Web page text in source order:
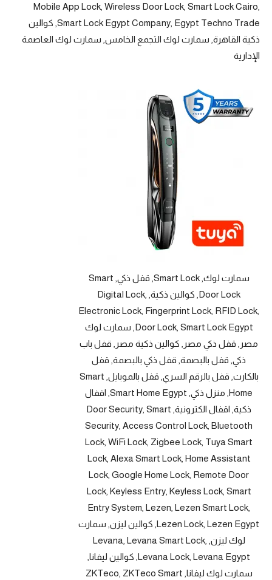
Mobile App Lock, Wireless Door Lock, Smart Lock Cairo,
Smart Lock Egypt Company, Egypt Techno Trade, كوالين
ذكية القاهرة, سمارت لوك التجمع الخامس, سمارت لوك العاصمة
الإدارية
سمارت لوك, Smart Lock, قفل ذكي, Smart
Door Lock, كوالين ذكية, Digital Lock,
Electronic Lock, Fingerprint Lock, RFID Lock,
Door Lock, Smart Lock Egypt, سمارت لوك
مصر, قفل ذكي مصر, كوالين ذكية مصر, قفل باب
ذكي, قفل بالبصمة, قفل ذكي بالبصمة, قفل
بالكارت, قفل بالرقم السري, قفل بالموبايل, Smart
Home, منزل ذكي, Smart Home Egypt, اقفال
ذكية, اقفال الكترونية, Door Security, Smart
Security, Access Control Lock, Bluetooth
Lock, WiFi Lock, Zigbee Lock, Tuya Smart
Lock, Alexa Smart Lock, Home Assistant
Lock, Google Home Lock, Remote Door
Lock, Keyless Entry, Keyless Lock, Smart
Entry System, Lezen, Lezen Smart Lock,
Lezen Lock, Lezen Egypt, كوالين ليزن, سمارت
لوك ليزن, Levana, Levana Smart Lock,
Levana Lock, Levana Egypt, كوالين ليفانا,
سمارت لوك ليفانا, ZKTeco, ZKTeco Smart